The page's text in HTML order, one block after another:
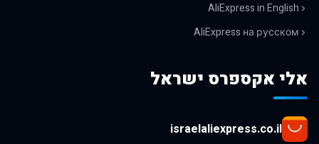
AliExpress in English
AliExpress на русском
אלי אקספרס ישראל
israelaliexpress.co.il